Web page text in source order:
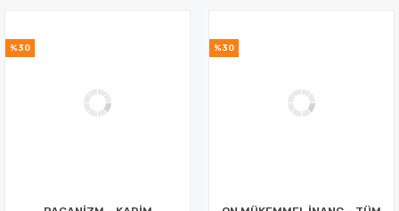
%30 %30